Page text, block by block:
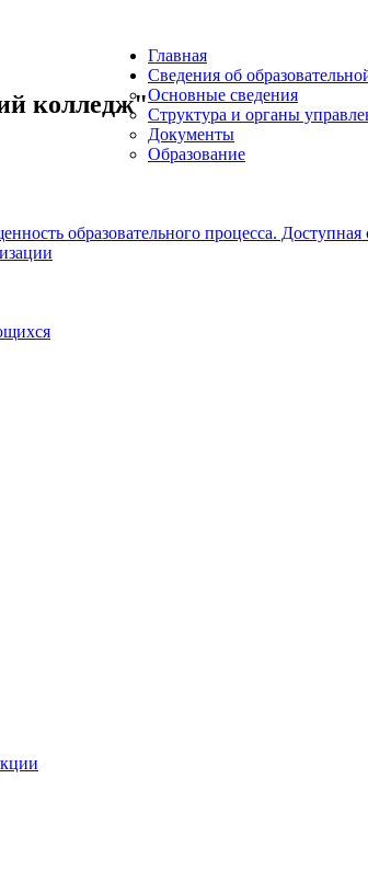
колледж"
Главная
Сведения об
Основные сведения
Структура и органы
Документы
Образование
образовательного процесса. Доступная